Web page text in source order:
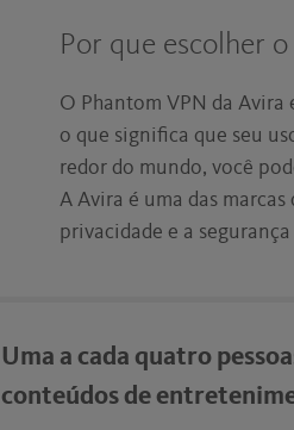
Por que escolher
O Phantom VPN da Avira
o que significa que seu
redor do mundo, você
A Avira é uma das
privacidade e a
Uma a cada quatro
conteúdos de